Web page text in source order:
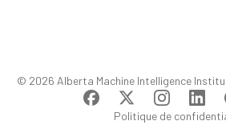
© 2026 Alberta Machine Intelligence
Politique de